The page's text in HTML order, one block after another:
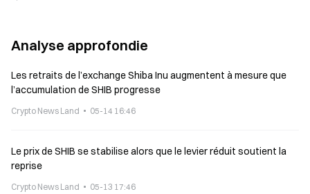
Analyse approfondie
Les retraits de l’exchange Shiba Inu augmentent à mesure que
l’accumulation de SHIB progresse
Crypto News Land 05-14 16:46
Le prix de SHIB se stabilise alors que le levier réduit soutient la
reprise
Crypto News Land 05-13 17:46